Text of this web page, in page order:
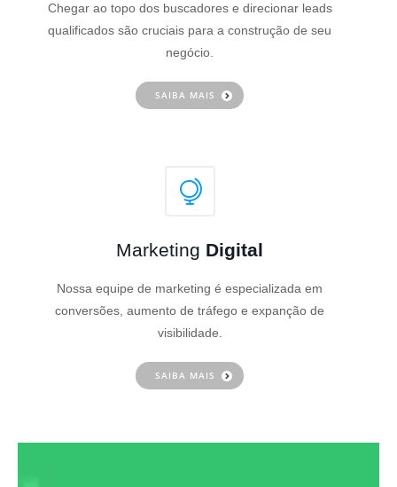
Chegar ao topo dos buscadores e direcionar leads
qualificados são cruciais para a construção de seu
negócio.
SAIBA MAIS
Marketing Digital
Nossa equipe de marketing é especializada em
conversões, aumento de tráfego e expanção de
visibilidade.
SAIBA MAIS